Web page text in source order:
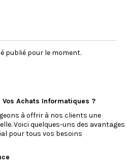
qu'il a été soigneusement
inspecté, réparé et remis en
publié pour le moment.
Vos Achats Informatiques ?
à offrir à nos clients une
Voici quelques-uns des avantages
pour tous vos besoins